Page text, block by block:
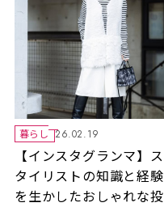
暮らし 26.02.19
【インスタグランマ】ス
タイリストの知識と経験
を生かしたおしゃれな投